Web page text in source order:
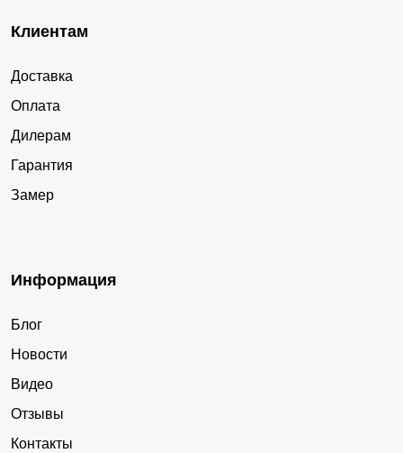
Клиентам
Доставка
Оплата
Дилерам
Гарантия
Замер
Информация
Блог
Новости
Видео
Отзывы
Контакты